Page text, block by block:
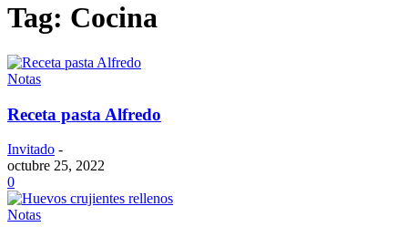
Tag: Cocina
Notas
Receta pasta Alfredo
Invitado -
octubre 25, 2022
0
Notas